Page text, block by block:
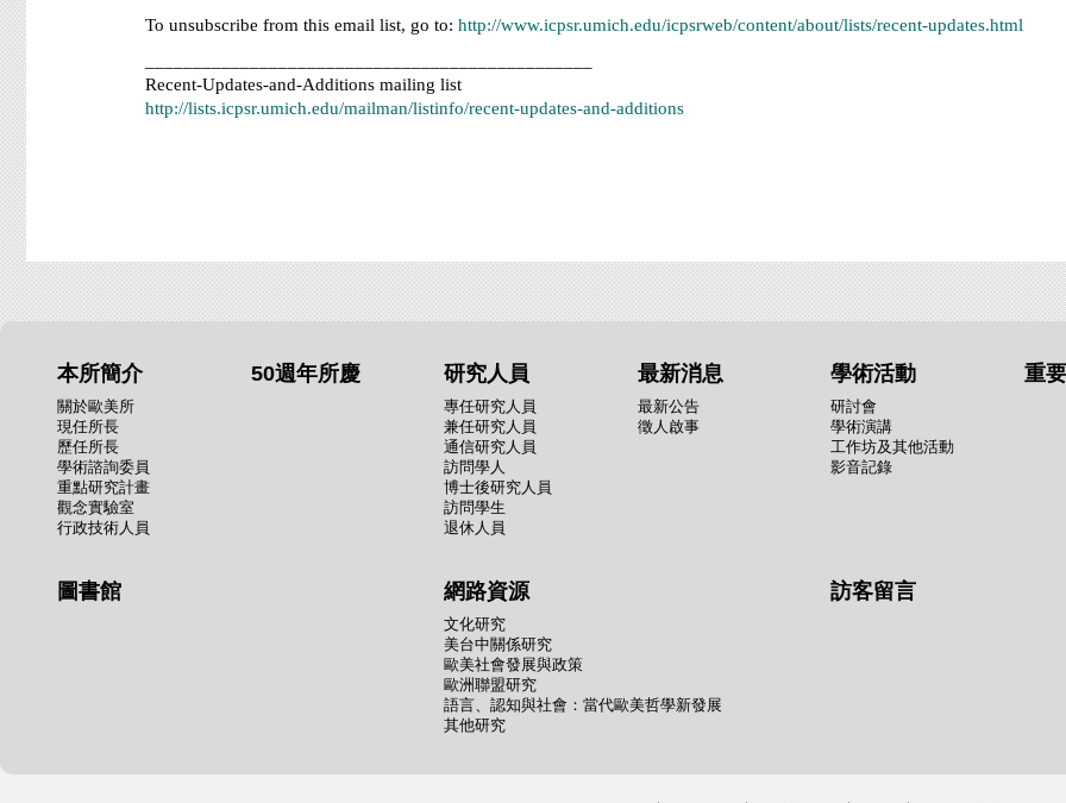
To unsubscribe from this email list, go to: http://www.icpsr.umich.edu/icpsrweb/content/about/lists/recent-updates.html
Recent-Updates-and-Additions mailing list
http://lists.icpsr.umich.edu/mailman/listinfo/recent-updates-and-additions
本所簡介
關於歐美所
現任所長
歷任所長
學術諮詢委員
重點研究計畫
觀念實驗室
行政技術人員
50週年所慶 研究人員
專任研究人員
兼任研究人員
通信研究人員
訪問學人
博士後研究人員
訪問學生
退休人員
最新消息
最新公告
徵人啟事
學術活動
研討會
學術演講
工作坊及其他活動
影音記錄
重
圖書館 網路資源
文化研究
美台中關係研究
歐美社會發展與政策
歐洲聯盟研究
語言、認知與社會：當代歐美哲學新發展
其他研究
訪客留言